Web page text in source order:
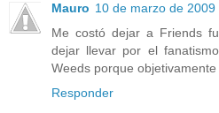
Mauro 10 de marzo de 2009
Me costó dejar a Friends
dejar llevar por el
Weeds porque
Responder